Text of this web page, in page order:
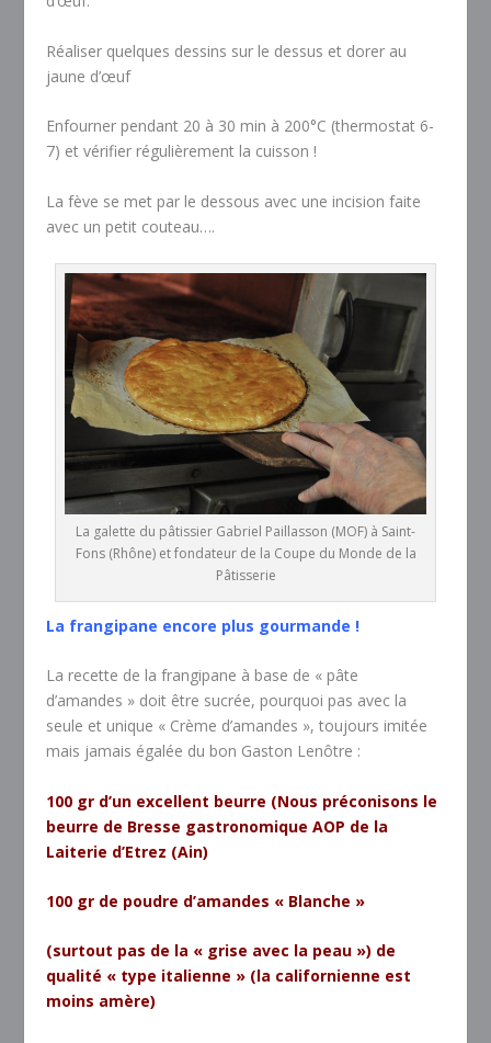
Réaliser quelques dessins sur le dessus et dorer au
jaune d’œuf
Enfourner pendant 20 à 30 min à 200°C (thermostat 6-
7) et vérifier régulièrement la cuisson !
La fève se met par le dessous avec une incision faite
avec un petit couteau….
La galette du pâtissier Gabriel Paillasson (MOF) à Saint-
Fons (Rhône) et fondateur de la Coupe du Monde de la
Pâtisserie
La frangipane encore plus gourmande !
La recette de la frangipane à base de « pâte
d’amandes » doit être sucrée, pourquoi pas avec la
seule et unique « Crème d’amandes », toujours imitée
mais jamais égalée du bon Gaston Lenôtre :
100 gr d’un excellent beurre (Nous préconisons le
beurre de Bresse gastronomique AOP de la
Laiterie d’Etrez (Ain)
100 gr de poudre d’amandes « Blanche »
(surtout pas de la « grise avec la peau ») de
qualité « type italienne » (la californienne est
moins amère)